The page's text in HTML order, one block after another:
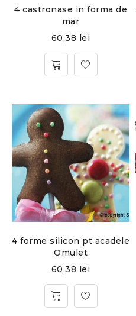
4 castronase in forma de
mar
60,38 lei
4 forme silicon pt acadele
Omulet
60,38 lei